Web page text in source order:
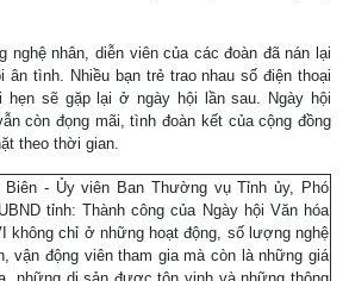
nghệ nhân, diễn viên của các đoàn đã nán lại
ân tình. Nhiều bạn trẻ trao nhau số điện thoại
sẽ gặp lại ở ngày hội lần sau. Ngày hội
còn đọng mãi, tình đoàn kết của cộng đồng
theo thời gian.
Biên - Ủy viên Ban Thường vụ Tỉnh ủy, Phó
tỉnh: Thành công của Ngày hội Văn hóa
không chỉ ở những hoạt động, số lượng nghệ
vận động viên tham gia mà còn là những giá